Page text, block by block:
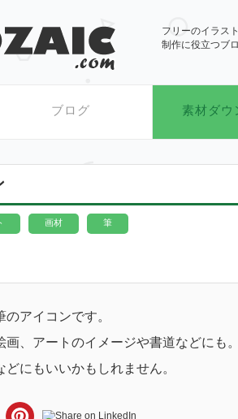
フリーのイラス
制作に役立つブ
ブログ 素材ダウ
画材 筆
のアイコンです。
画、アートのイメージや書道などにも
どにもいいかもしれません。